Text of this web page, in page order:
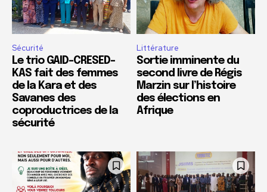
Sécurité
Le trio GAID-CRESED-
KAS fait des femmes
de la Kara et des
Savanes des
coproductrices de la
sécurité
Littérature
Sortie imminente du
second livre de Régis
Marzin sur l’histoire
des élections en
Afrique